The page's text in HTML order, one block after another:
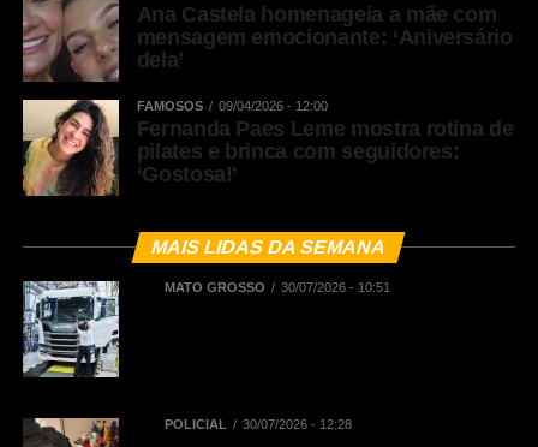
Ana Castela homenageia a mãe com
mensagem emocionante: ‘Aniversário
dela’
FAMOSOS 09/04/2026 - 12:00
Fernanda Paes Leme mostra rotina de
pilates e brinca com seguidores:
‘Gostosa!’
MAIS LIDAS DA SEMANA
MATO GROSSO 30/07/2026 - 10:51
POLICIAL 30/07/2026 - 12:28